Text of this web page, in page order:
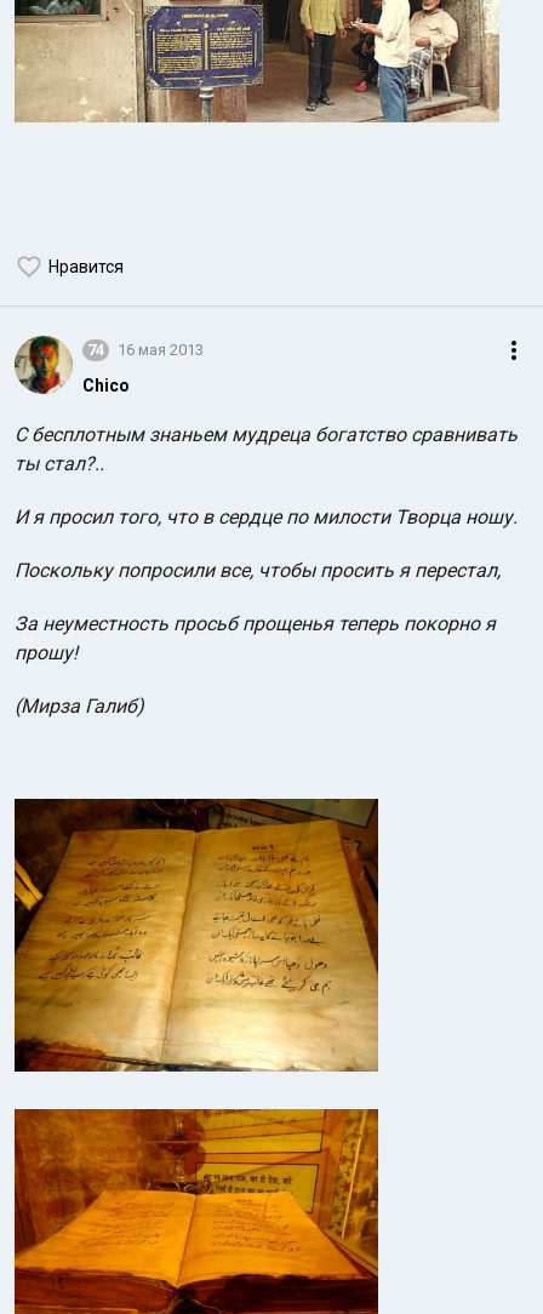
Нравится
74 16 мая 2013
Chico
С бесплотным знаньем мудреца богатство сравнивать
ты стал?..
И я просил того, что в сердце по милости Творца ношу.
Поскольку попросили все, чтобы просить я перестал,
За неуместность просьб прощенья теперь покорно я
прошу!
(Мирза Галиб)